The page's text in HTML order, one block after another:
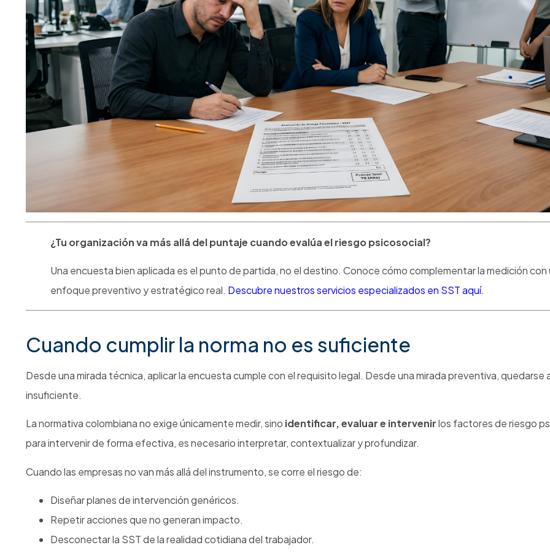
¿Tu organización va más allá del puntaje cuando evalúa el riesgo psicosocial?
Una encuesta bien aplicada es el punto de partida, no el destino. Conoce cómo complementar la medición con
enfoque preventivo y estratégico real. Descubre nuestros servicios especializados en SST aquí.
Cuando cumplir la norma no es suficiente
Desde una mirada técnica, aplicar la encuesta cumple con el requisito legal. Desde una mirada preventiva, quedarse
insuficiente.
La normativa colombiana no exige únicamente medir, sino identificar, evaluar e intervenirlos factores de riesgo
para intervenir de forma efectiva, es necesario interpretar, contextualizar y profundizar.
Cuando las empresas no van más allá del instrumento, se corre el riesgo de:
Diseñar planes de intervención genéricos.
Repetir acciones que no generan impacto.
Desconectar la SST de la realidad cotidiana del trabajador.